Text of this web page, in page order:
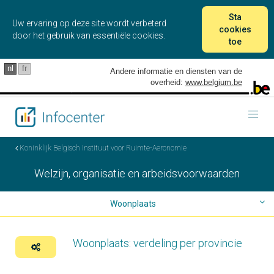
Uw ervaring op deze site wordt verbeterd
door het gebruik van essentiële cookies.
Sta
cookies
toe
nl fr
Andere informatie en diensten van de
overheid: www.belgium.be
Koninklijk Belgisch Instituut voor Ruimte-Aeronomie
Welzijn, organisatie en arbeidsvoorwaarden
Woonplaats
Telewerk
Woonplaats: verdeling per provincie